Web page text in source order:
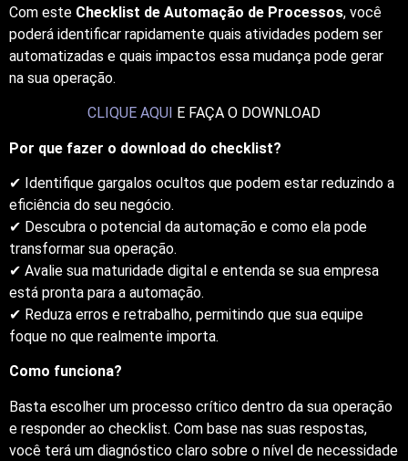
Com este Checklist de Automação de Processos, você
poderá identificar rapidamente quais atividades podem ser
automatizadas e quais impactos essa mudança pode gerar
na sua operação.
CLIQUE AQUI E FAÇA O DOWNLOAD
Por que fazer o download do checklist?
✔ Identifique gargalos ocultos que podem estar reduzindo a
eficiência do seu negócio.
✔ Descubra o potencial da automação e como ela pode
transformar sua operação.
✔ Avalie sua maturidade digital e entenda se sua empresa
está pronta para a automação.
✔ Reduza erros e retrabalho, permitindo que sua equipe
foque no que realmente importa.
Como funciona?
Basta escolher um processo crítico dentro da sua operação
e responder ao checklist. Com base nas suas respostas,
você terá um diagnóstico claro sobre o nível de necessidade